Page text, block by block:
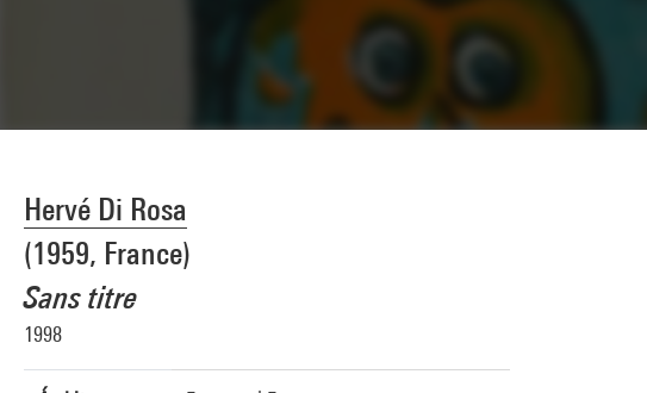
Hervé Di Rosa
(1959, France)
Sans titre
1998